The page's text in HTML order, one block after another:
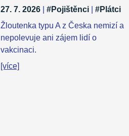
27. 7. 2026 #Pojištěnci
#Plátci
Žloutenka typu A z Česka nemizí a
nepolevuje ani zájem lidí o
vakcinaci.
[více]